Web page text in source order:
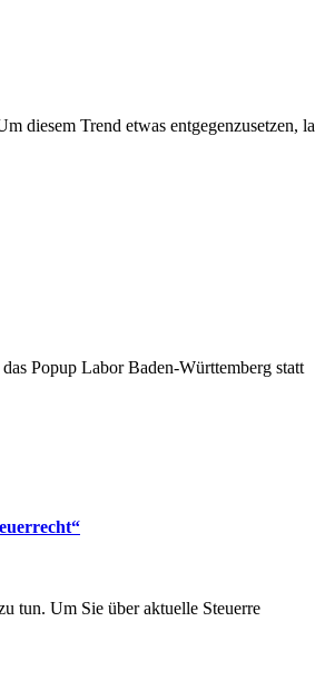
diesem Trend etwas entgegenzusetzen, la
Popup Labor Baden-Württemberg statt
tun. Um Sie über aktuelle Steuerre